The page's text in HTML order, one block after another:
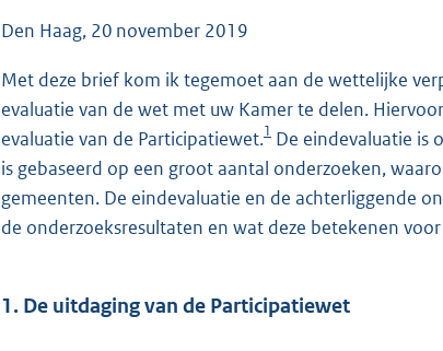
:
1
1
5
K
b
Den Haag, 20 november 2019
Met deze brief kom ik tegemoet aan de wettelijke
evaluatie van de wet met uw Kamer te delen.
evaluatie van de Participatiewet.1 De eindevaluatie is
is gebaseerd op een groot aantal onderzoeken,
gemeenten. De eindevaluatie en de achterliggende
de onderzoeksresultaten en wat deze betekenen
1. De uitdaging van de Participatiewet